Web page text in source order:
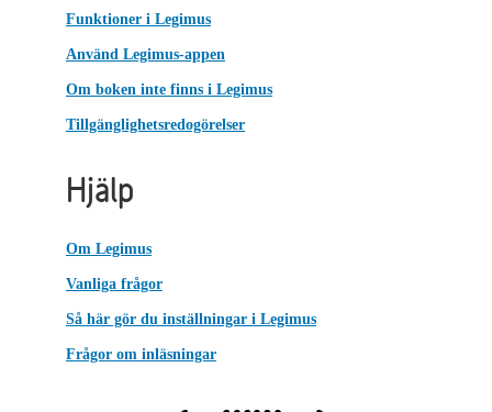
Funktioner i Legimus
Använd Legimus-appen
Om boken inte finns i Legimus
Tillgänglighetsredogörelser
Hjälp
Om Legimus
Vanliga frågor
Så här gör du inställningar i Legimus
Frågor om inläsningar